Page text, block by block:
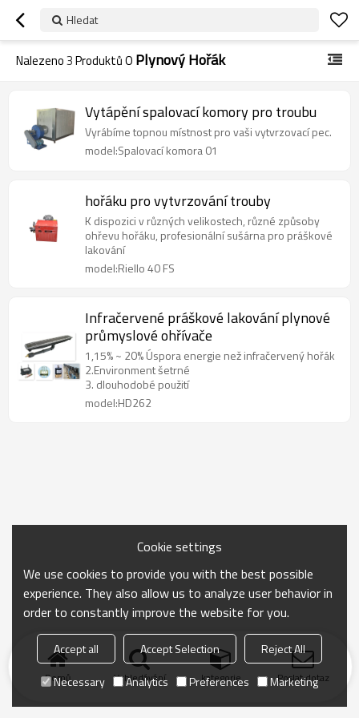
Hledat
Nalezeno3Produktů O Plynový Hořák
Vytápění spalovací komory pro troubu
Vyrábíme topnou místnost pro vaši vytvrzovací pec.
model:Spalovací komora 01
hořáku pro vytvrzování trouby
K dispozici v různých velikostech, různé způsoby
ohřevu hořáku, profesionální sušárna pro práškové
lakování
model:Riello 40 FS
Infračervené práškové lakování plynové
průmyslové ohřívače
1,15% ~ 20% Úspora energie než infračervený hořák
2.Environment šetrné
3. dlouhodobé použití
model:HD262
Domů Vyhledávání kategorie Poslat dotaz
Cookie settings
We use cookies to provide you with the best possible
experience. They also allow us to analyze user behavior in
order to constantly improve the website for you.
Accept all Accept Selection
Reject All
Necessary
Analytics Preferences Marketing